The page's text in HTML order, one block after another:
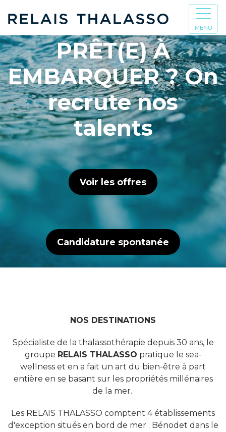
MENU
PRÊT(E) À
EMBARQUER ? On
recrute nos
talents
Voir les offres
Candidature spontanée
NOS DESTINATIONS
Spécialiste de la thalassothérapie depuis 30 ans, le
groupe RELAIS THALASSO pratique le sea-
wellness et en a fait un art du bien-être à part
entière en se basant sur les propriétés millénaires
de la mer.
Les RELAIS THALASSO comptent 4 établissements
d'exception situés en bord de mer : Bénodet dans le